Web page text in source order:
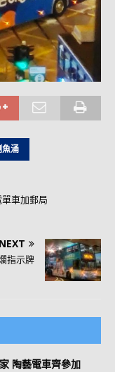
魚涌
車加郵局
NEXT
指示牌
陶藝電車齊參加